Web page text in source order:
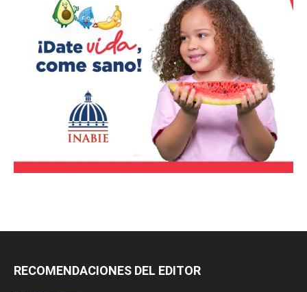
RECOMENDACIONES DEL EDITOR